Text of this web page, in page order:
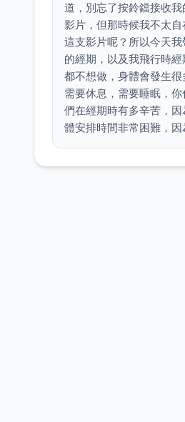
道，別忘了按鈴鐺接收
影片，但那時候我不太
這支影片呢？所以今天
的經期，以及我飛行時
都不想做，身體會發生
需要休息，需要睡眠，
們在經期時有多辛苦，
體安排時間非常困難，因